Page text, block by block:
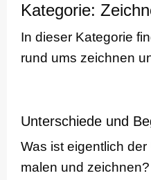
Kategorie:
In dieser Kategorie
rund ums zeichnen
Unterschiede und
Was ist eigentlich
malen und